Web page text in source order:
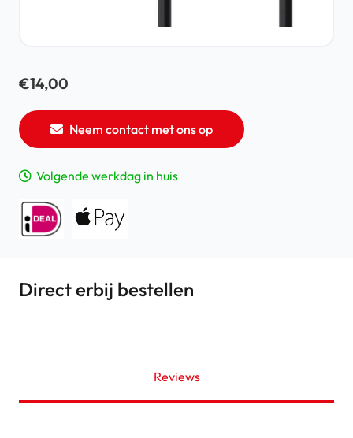
€14,00
Neem contact met ons op
Volgende werkdag in huis
Direct erbij bestellen
Reviews